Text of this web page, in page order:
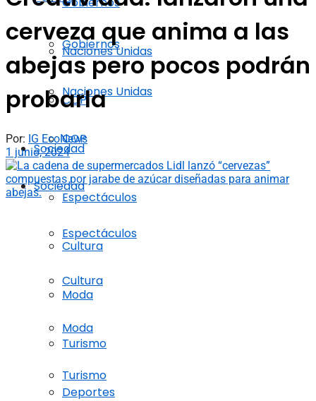
Naciones Unidas
COP
Sociedad
Espectáculos
Cultura
Moda
Turismo
Deportes
Gobiernos
Naciones Unidas
COP
Sociedad
Espectáculos
Cultura
Moda
Turismo
cerveza que anima a las
abejas pero pocos podrán
probarla
Por: IG EcoNews
1 junio, 2024